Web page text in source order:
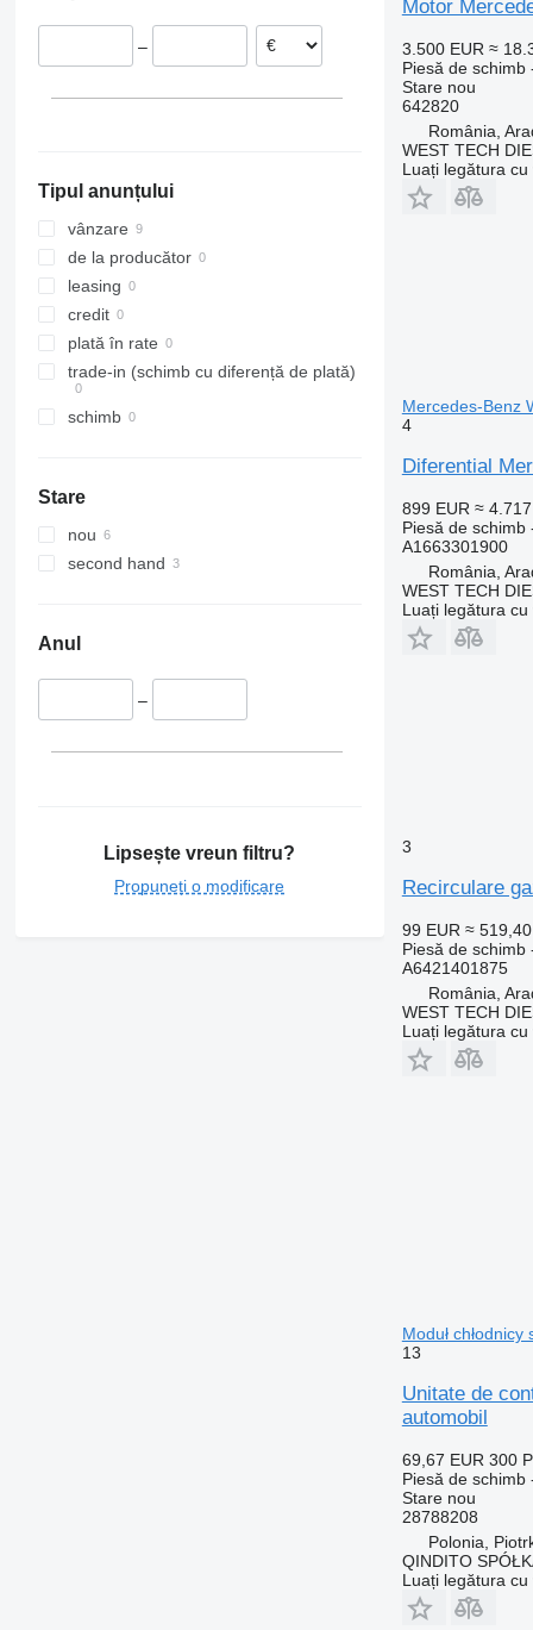
TW
Tourneo
Trafic
Twingo
Transporter
–
Tipul anunțului
vânzare
de la producător
leasing
credit
plată în rate
trade-in (schimb cu diferență de plată)
schimb
Stare
nou
second hand
Anul
–
Lipsește vreun filtru?
Propuneți o modificare
Motor
3.500 EUR ≈
Piesă de schimb
Starenou
642820
România,
WEST TECH
Luați legătura
Mercedes-Benz
4
Diferential
899 EUR ≈
Piesă de schimb
A1663301900
România,
WEST TECH
Luați legătura
3
Recirculare
99 EUR ≈
Piesă de
A6421401875
România,
WEST TECH
Luați legătura
Moduł
13
Unitate de
automobil
69,67 EUR 300
Piesă de
Starenou
28788208
Polonia,
QINDITO
Luați legătura